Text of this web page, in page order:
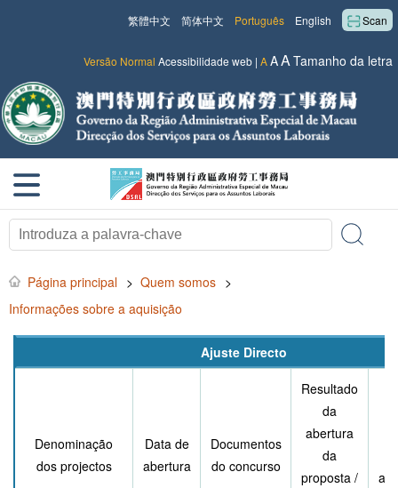
Scan
English
Português
简体中文
繁體中文
Versão Normal Acessibilidade web | AAATamanho da letra
Página principal > Quem somos >
Informações sobre a aquisição
Ajuste Directo
Denominação
dos projectos
Data de
abertura
Documentos
do concurso
Resultado
da
abertura
da
proposta /